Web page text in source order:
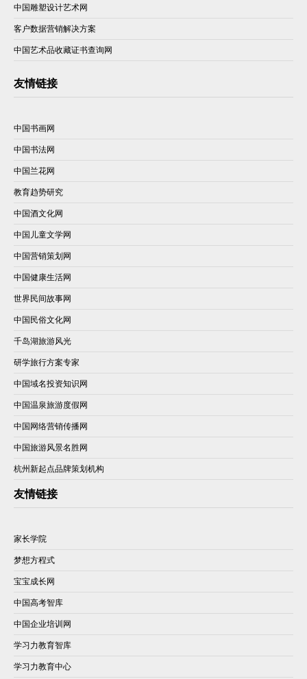
中国雕塑设计艺术网
客户数据营销解决方案
中国艺术品收藏证书查询网
友情链接
中国书画网
中国书法网
中国兰花网
教育趋势研究
中国酒文化网
中国儿童文学网
中国营销策划网
中国健康生活网
世界民间故事网
中国民俗文化网
千岛湖旅游风光
研学旅行方案专家
中国域名投资知识网
中国温泉旅游度假网
中国网络营销传播网
中国旅游风景名胜网
杭州新起点品牌策划机构
友情链接
家长学院
梦想方程式
宝宝成长网
中国高考智库
中国企业培训网
学习力教育智库
学习力教育中心